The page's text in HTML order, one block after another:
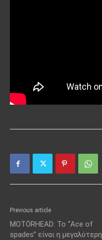
Previous article
MOTÖRHEAD: Το “Ace of
spades” είναι η μεγαλύτερη